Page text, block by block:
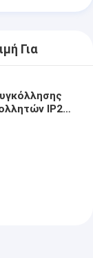
Για
IP21